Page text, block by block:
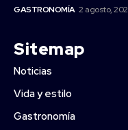
GASTRONOMÍA 2 agosto,
Sitemap
Noticias
Vida y estilo
Gastronomía